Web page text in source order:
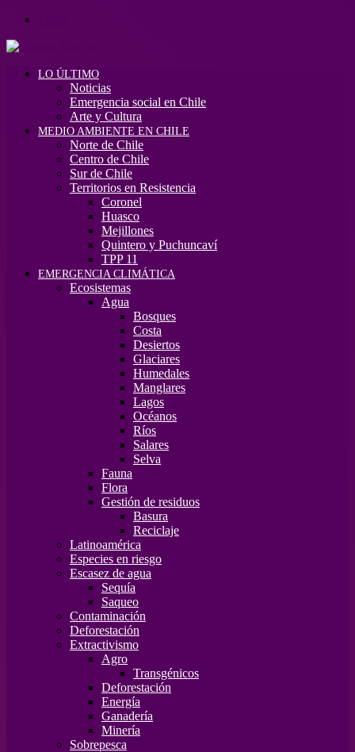
LO ÚLTIMO
Noticias
Emergencia social en Chile
Arte y Cultura
MEDIO AMBIENTE EN CHILE
Norte de Chile
Centro de Chile
Sur de Chile
Territorios en Resistencia
Coronel
Huasco
Mejillones
Quintero y Puchuncaví
TPP 11
EMERGENCIA CLIMÁTICA
Ecosistemas
Agua
Bosques
Costa
Desiertos
Glaciares
Humedales
Manglares
Lagos
Océanos
Ríos
Salares
Selva
Fauna
Flora
Gestión de residuos
Basura
Reciclaje
Latinoamérica
Especies en riesgo
Escasez de agua
Sequía
Saqueo
Contaminación
Deforestación
Extractivismo
Agro
Transgénicos
Deforestación
Energía
Ganadería
Minería
Sobrepesca